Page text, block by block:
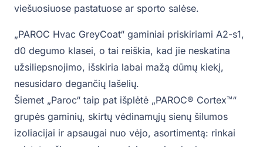
viešuosiuose pastatuose ar sporto salėse.
„PAROC Hvac GreyCoat“ gaminiai priskiriami A2-s1,
d0 degumo klasei, o tai reiškia, kad jie neskatina
užsiliepsnojimo, išskiria labai mažą dūmų kiekį,
nesusidaro degančių lašelių.
Šiemet „Paroc“ taip pat išplėtė „PAROC® Cortex™“
grupės gaminių, skirtų vėdinamųjų sienų šilumos
izoliacijai ir apsaugai nuo vėjo, asortimentą: rinkai